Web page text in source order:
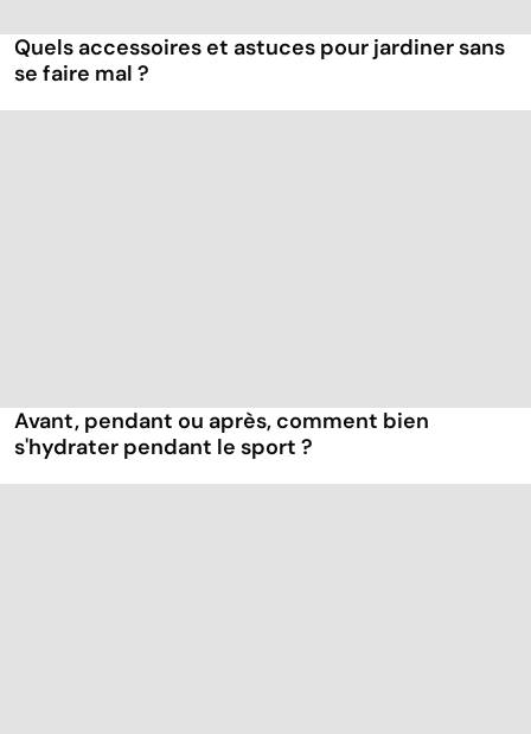
Quels accessoires et astuces pour jardiner sans
se faire mal ?
Avant, pendant ou après, comment bien
s'hydrater pendant le sport ?